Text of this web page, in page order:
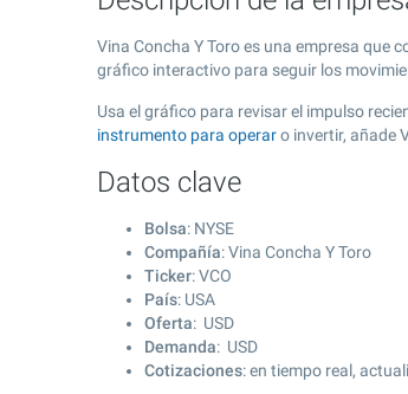
Vina Concha Y Toro es una empresa que
gráfico interactivo para seguir los
Usa el gráfico para revisar el impulso
instrumento para operaro invertir, añade
Datos clave
Bolsa: NYSE
Compañía: Vina Concha Y Toro
Ticker: VCO
País: USA
Oferta: USD
Demanda: USD
Cotizaciones: en tiempo real,